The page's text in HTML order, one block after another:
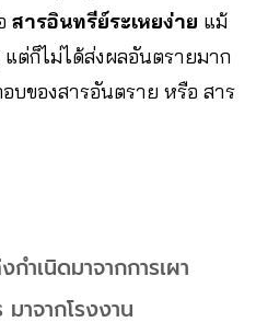
สารอินทรีย์ระเหยง่าย แม้
ต่ก็ไม่ได้ส่งผลอันตรายมาก
บของสารอันตราย หรือ สาร
ำเนิดมาจากการเผา
าจากโรงงาน